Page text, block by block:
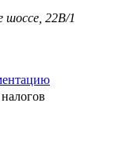
шоссе, 22В/1